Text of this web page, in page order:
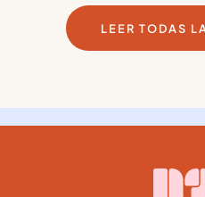
LEER TODAS